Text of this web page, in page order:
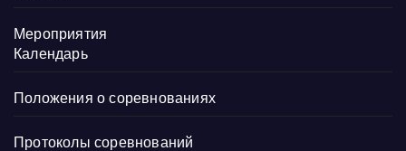
Мероприятия
Календарь
Положения о соревнованиях
Протоколы соревнований